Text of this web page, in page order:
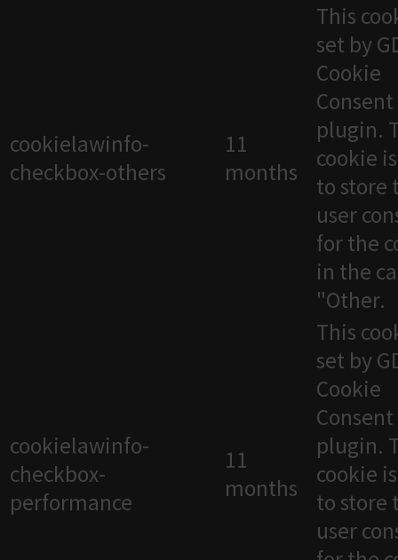
cookielawinfo-
checkbox-others
11
months
This
set by
Cookie
Consent
plugin.
cookie
to store
user
for the
in the
"Other.
cookielawinfo-
checkbox-
performance
11
months
This
set by
Cookie
Consent
plugin.
cookie
to store
user